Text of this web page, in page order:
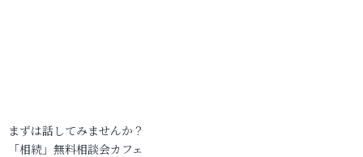
まずは話してみませんか？
「相続」無料相談会カフェ